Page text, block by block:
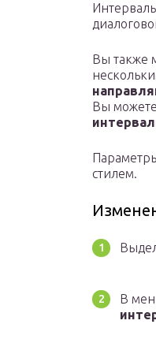
Вы также
Вы
стилем.
В